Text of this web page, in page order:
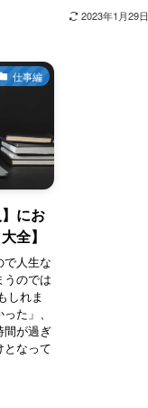
2023年1月29日
仕事編
にお
全】
で人生な
うのでは
しれま
た」、
間が過ぎ
となって